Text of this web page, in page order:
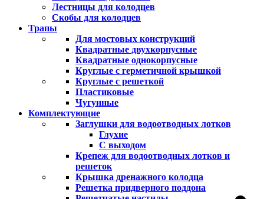
Лестницы для колодцев
Скобы для колодцев
Трапы
Для мостовых конструкций
Квадратные двухкорпусные
Квадратные однокорпусные
Круглые с герметичной крышкой
Круглые с решеткой
Пластиковые
Чугунные
Комплектующие
Заглушки для водоотводных лотков
Глухие
С выходом
Крепеж для водоотводных лотков и
решеток
Крышка дренажного колодца
Решетка придверного поддона